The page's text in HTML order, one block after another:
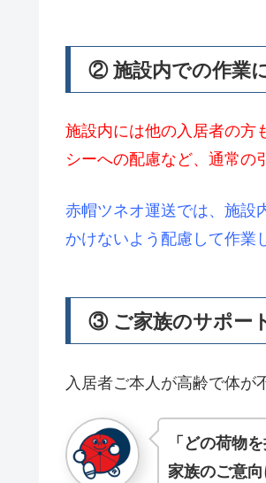
② 施設内での作業
施設内には他の入居者の方
シーへの配慮など、通常の
赤帽ツネオ運送では、施設
かけないよう配慮して作業
③ ご家族のサポー
入居者ご本人が高齢で体が
「どの荷物
家族のご意